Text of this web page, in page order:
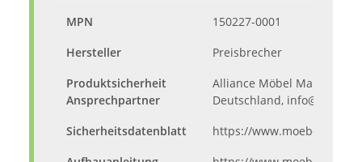
MPN
150227-0001
Hersteller
Preisbrecher
Produktsicherheit
Ansprechpartner
Alliance Möbel Marketing
Deutschland,
Sicherheitsdatenblatt
https://